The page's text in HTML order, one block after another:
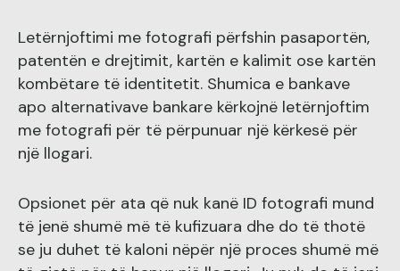
Letërnjoftimi me fotografi përfshin pasaportën,
patentën e drejtimit, kartën e kalimit ose kartën
kombëtare të identitetit. Shumica e bankave
apo alternativave bankare kërkojnë letërnjoftim
me fotografi për të përpunuar një kërkesë për
një llogari.
Opsionet për ata që nuk kanë ID fotografi mund
të jenë shumë më të kufizuara dhe do të thotë
se ju duhet të kaloni nëpër një proces shumë më